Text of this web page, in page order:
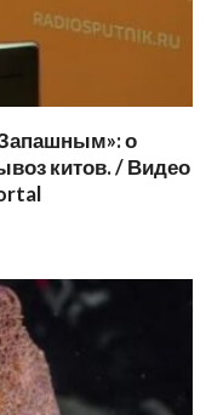
о
китов. / Видео